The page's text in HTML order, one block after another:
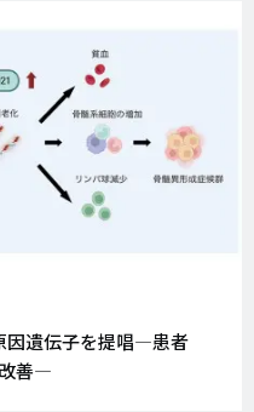
因遺伝子を提唱―患者
善―